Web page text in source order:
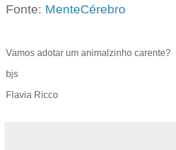
Fonte: MenteCérebro
Vamos adotar um animalzinho carente?
bjs
Flavia Ricco